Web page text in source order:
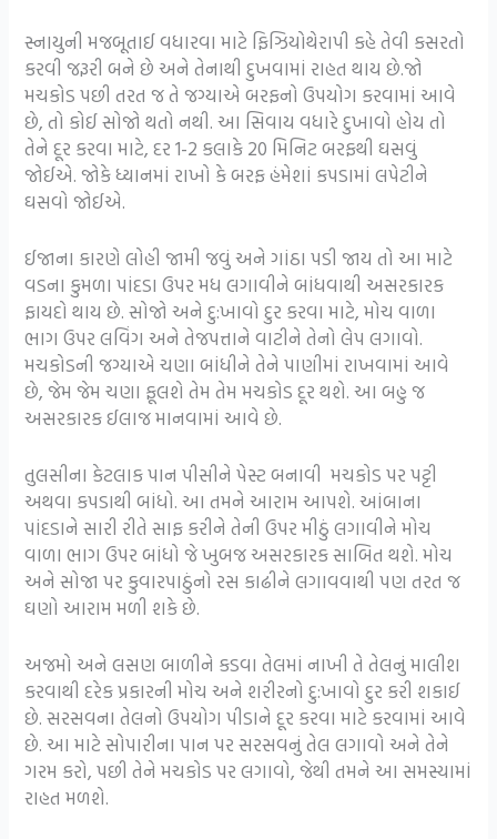
સ્નાયુની મજબૂતાઈ વધારવા માટે ફિઝિયોથેરાપી કહે તેવી કસરતો
કરવી જરૂરી બને છે અને તેનાથી દુખવામાં રાહત થાય છે.જો
મચકોડ પછી તરત જ તે જગ્યાએ બરફનો ઉપયોગ કરવામાં આવે
છે, તો કોઈ સોજો થતો નથી. આ સિવાય વધારે દુખાવો હોય તો
તેને દૂર કરવા માટે, દર 1-2 કલાકે 20 મિનિટ બરફથી ઘસવું
જોઈએ. જોકે ધ્યાનમાં રાખો કે બરફ હંમેશાં કપડામાં લપેટીને
ઘસવો જોઈએ.
ઈજાના કારણે લોહી જામી જવું અને ગાંઠા પડી જાય તો આ માટે
વડના કુમળા પાંદડા ઉપર મધ લગાવીને બાંધવાથી અસરકારક
ફાયદો થાય છે. સોજો અને દુ:ખાવો દુર કરવા માટે, મોચ વાળા
ભાગ ઉપર લવિંગ અને તેજપત્તાને વાટીને તેનો લેપ લગાવો.
મચકોડની જગ્યાએ ચણા બાંધીને તેને પાણીમાં રાખવામાં આવે
છે, જેમ જેમ ચણા ફૂલશે તેમ તેમ મચકોડ દૂર થશે. આ બહુ જ
અસરકારક ઈલાજ માનવામાં આવે છે.
તુલસીના કેટલાક પાન પીસીને પેસ્ટ બનાવી મચકોડ પર પટ્ટી
અથવા કપડાથી બાંધો. આ તમને આરામ આપશે. આંબાના
પાંદડાને સારી રીતે સાફ કરીને તેની ઉપર મીઠું લગાવીને મોચ
વાળા ભાગ ઉપર બાંધો જે ખુબજ અસરકારક સાબિત થશે. મોચ
અને સોજા પર કુવારપાઠુંનો રસ કાઢીને લગાવવાથી પણ તરત જ
ઘણો આરામ મળી શકે છે.
અજમો અને લસણ બાળીને કડવા તેલમાં નાખી તે તેલનું માલીશ
કરવાથી દરેક પ્રકારની મોચ અને શરીરનો દુ:ખાવો દુર કરી શકાઈ
છે. સરસવના તેલનો ઉપયોગ પીડાને દૂર કરવા માટે કરવામાં આવે
છે. આ માટે સોપારીના પાન પર સરસવનું તેલ લગાવો અને તેને
ગરમ કરો, પછી તેને મચકોડ પર લગાવો, જેથી તમને આ સમસ્યામાં
રાહત મળશે.